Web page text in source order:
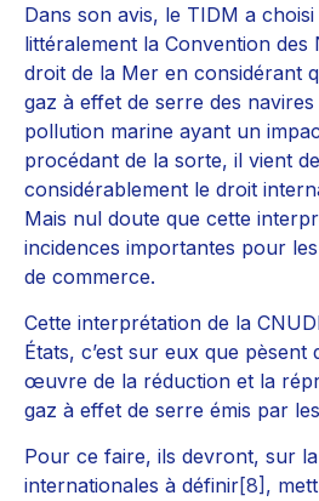
Dans son avis, le TIDM a choisi
littéralement la Convention des
droit de la Mer en considérant
gaz à effet de serre des
pollution marine ayant un
procédant de la sorte, il vient
considérablement le droit
Mais nul doute que cette
incidences importantes pour
de commerce.
Cette interprétation de la
États, c’est sur eux que pèsent
œuvre de la réduction et la
gaz à effet de serre émis par
Pour ce faire, ils devront, sur
internationales à définir[8] ,